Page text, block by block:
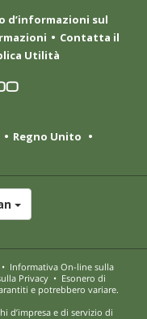
d’informazioni sul
Contatta il
Utilità
Regno Unito
• Informativa On-line sulla
Privacy • Esonero di
e potrebbero variare.
d’impresa e di servizio di